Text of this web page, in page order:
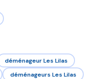
déménageur Les Lilas
déménageurs Les Lilas